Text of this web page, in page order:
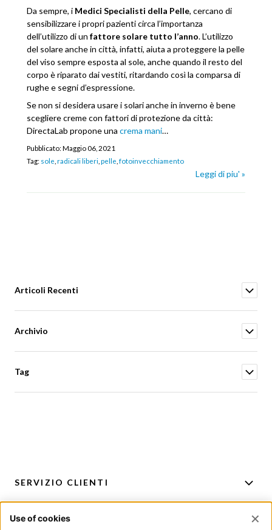
Da sempre, i Medici Specialisti della Pelle, cercano di
sensibilizzare i propri pazienti circa l’importanza
dell’utilizzo di un fattore solare tutto l’anno. L’utilizzo
del solare anche in città, infatti, aiuta a proteggere la pelle
del viso sempre esposta al sole, anche quando il resto del
corpo è riparato dai vestiti, ritardando così la comparsa di
rughe e segni d’espressione.
Se non si desidera usare i solari anche in inverno è bene
scegliere creme con fattori di protezione da città:
DirectaLab propone una crema mani…
Pubblicato:Maggio 06, 2021
Tag: sole radicali liberi pelle fotoinvecchiamento
Leggi di piu' »
Articoli Recenti
Archivio
Tag
SERVIZIO CLIENTI